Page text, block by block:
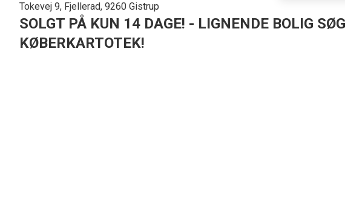
Tokevej 9, Fjellerad, 9260 Gistrup
SOLGT PÅ KUN 14 DAGE! - LIGNENDE BOLIG
KØBERKARTOTEK!